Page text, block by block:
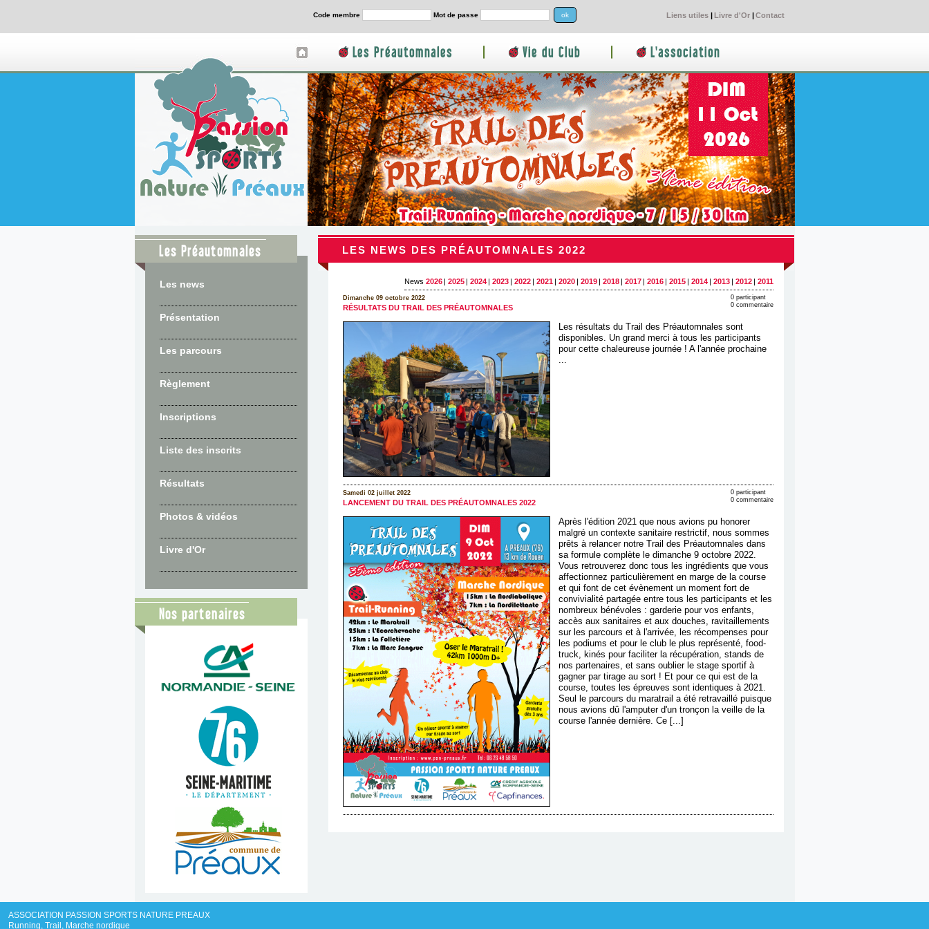
Code membre Mot de passe Liens utiles| Livre d'Or| Contact
Les Préautomnales Vie du Club L'association
Les Préautomnales
Les news
Présentation
Les parcours
Règlement
Inscriptions
Liste des inscrits
Résultats
Photos & vidéos
Livre d'Or
Nos partenaires
LES NEWS DES PRÉAUTOMNALES 2022
News 2026 | 2025 | 2024 | 2023 | 2022 | 2021 | 2020 | 2019 | 2018 | 2017 | 2016 | 2015 | 2014 | 2013 | 2012 | 2011
Dimanche 09 octobre 2022
RÉSULTATS DU TRAIL DES PRÉAUTOMNALES
0 participant
0 commentaire
Les résultats du Trail des Préautomnales sont
disponibles. Un grand merci à tous les participants
pour cette chaleureuse journée ! A l'année prochaine
Samedi 02 juillet 2022
LANCEMENT DU TRAIL DES PRÉAUTOMNALES 2022
0 participant
0 commentaire
Après l'édition 2021 que nous avions pu honorer
malgré un contexte sanitaire restrictif, nous sommes
prêts à relancer notre Trail des Préautomnales dans
sa formule complète le dimanche 9 octobre 2022.
Vous retrouverez donc tous les ingrédients que vous
affectionnez particulièrement en marge de la course
et qui font de cet évènement un moment fort de
convivialité partagée entre tous les participants et les
nombreux bénévoles : garderie pour vos enfants,
accès aux sanitaires et aux douches, ravitaillements
sur les parcours et à l'arrivée, les récompenses pour
les podiums et pour le club le plus représenté, food-
truck, kinés pour faciliter la récupération, stands de
nos partenaires, et sans oublier le stage sportif à
gagner par tirage au sort ! Et pour ce qui est de la
course, toutes les épreuves sont identiques à 2021.
Seul le parcours du maratrail a été retravaillé puisque
nous avions dû l'amputer d'un tronçon la veille de la
course l'année dernière. Ce [...]
ASSOCIATION PASSION SPORTS NATURE PREAUX
Running, Trail, Marche nordique